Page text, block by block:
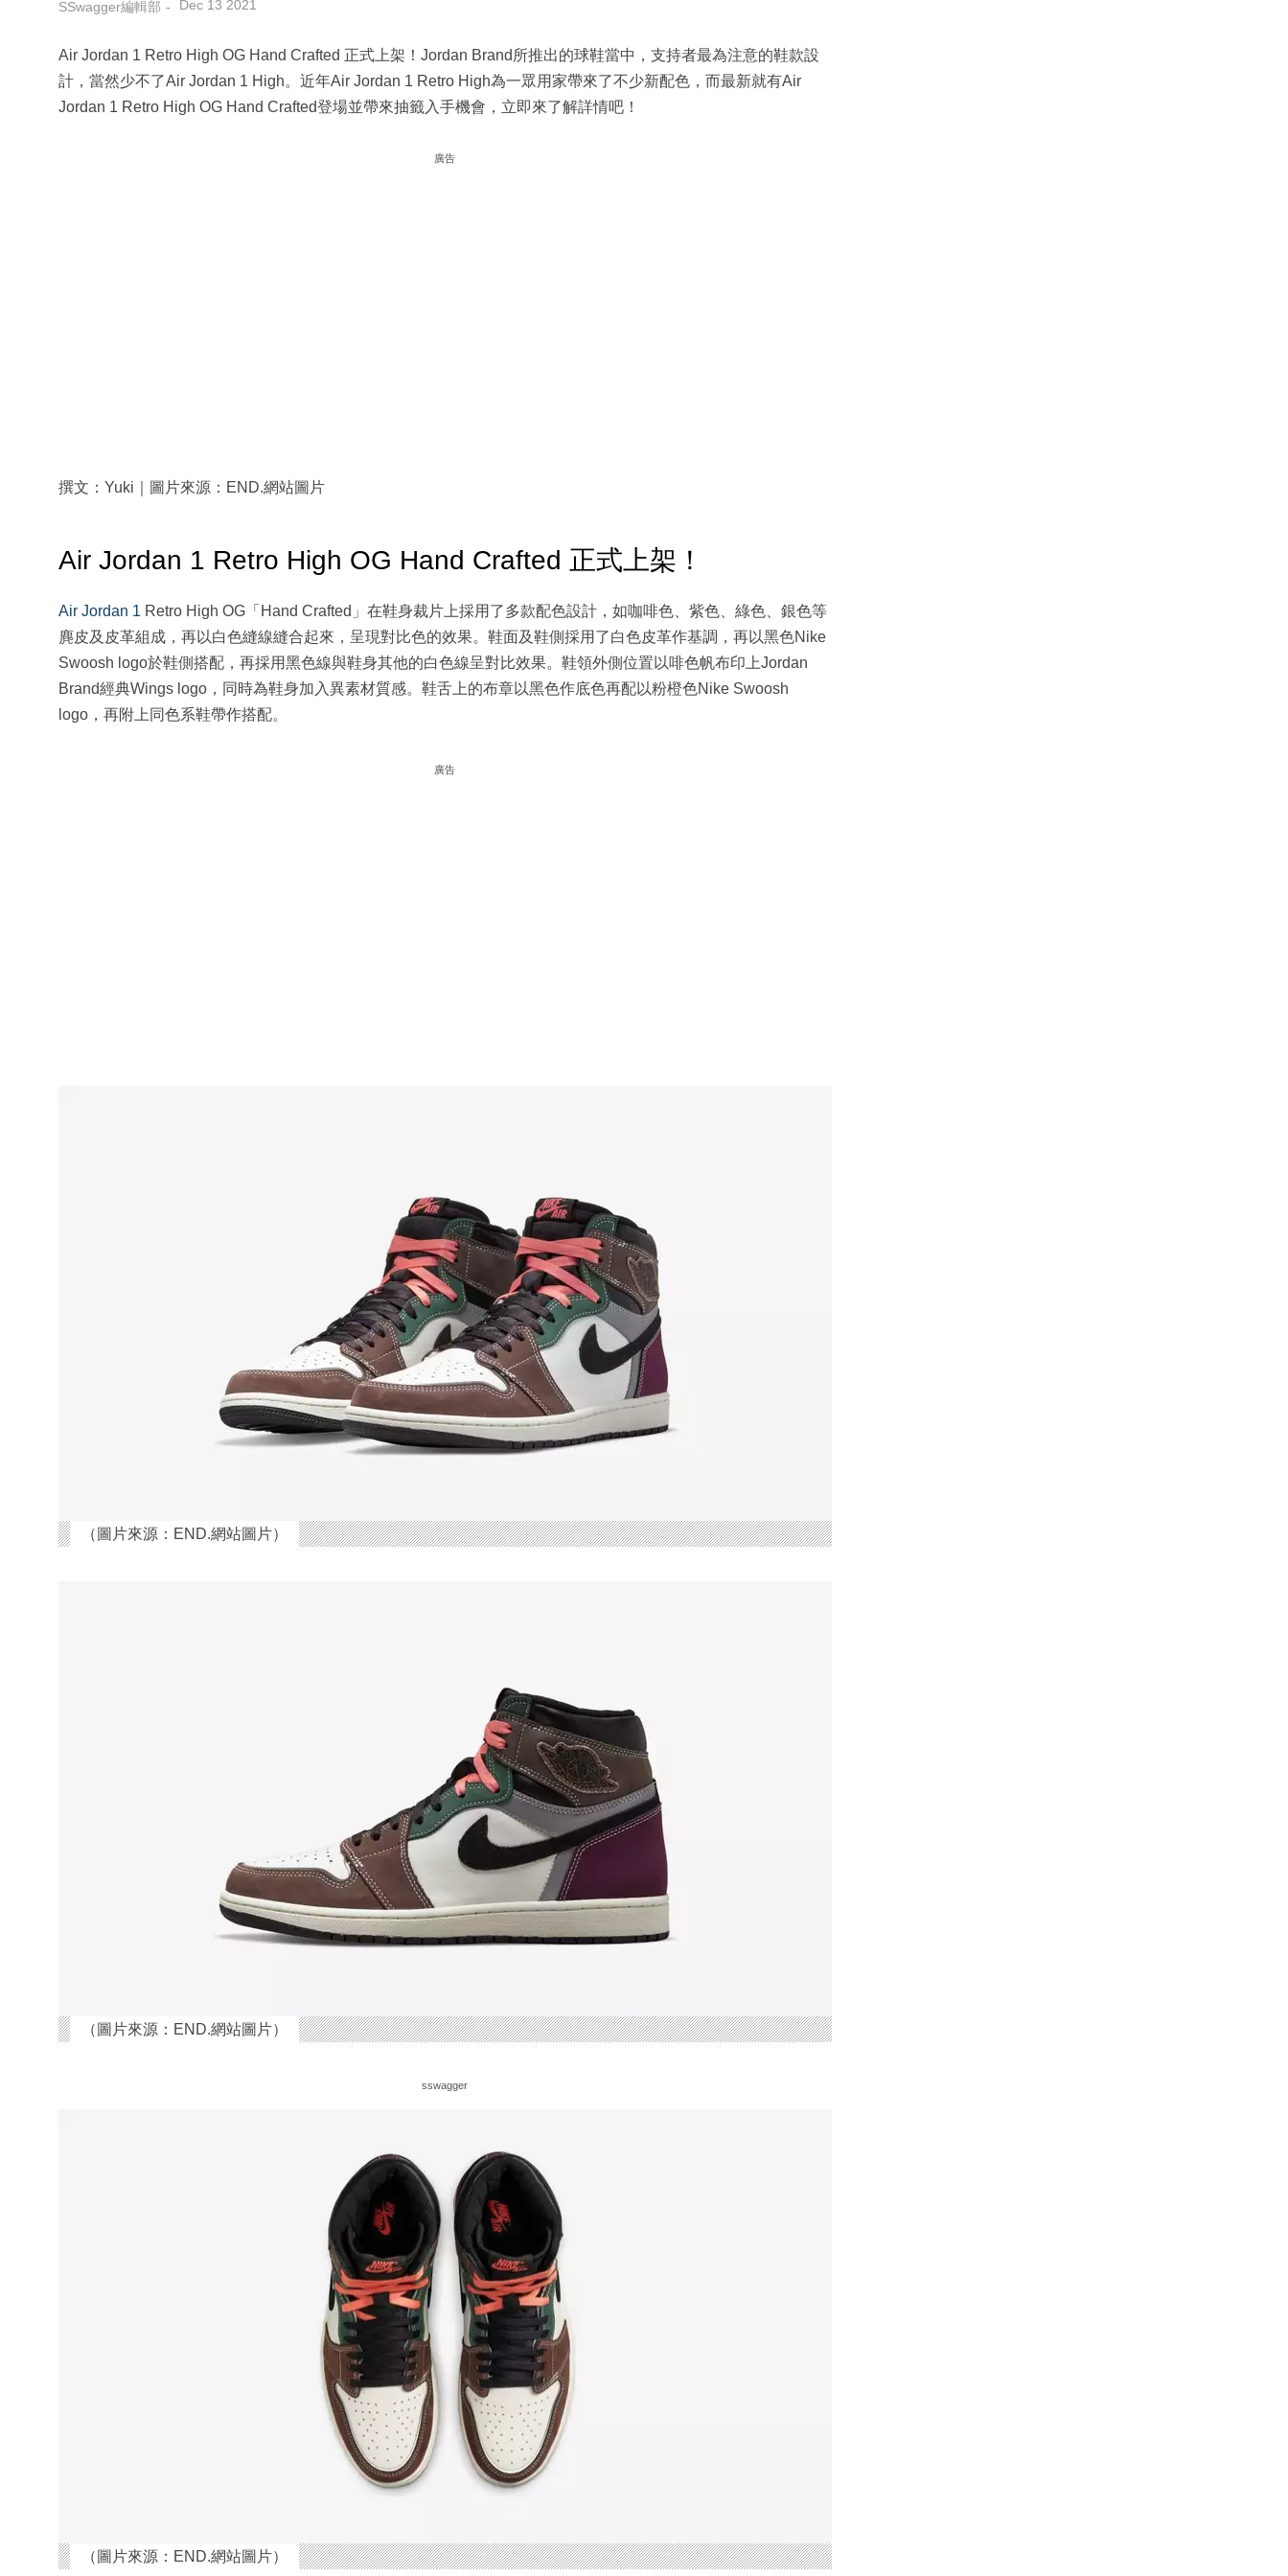
SSwagger編輯部 Dec 13 2021
Air Jordan 1 Retro High OG Hand Crafted 正式上架！Jordan Brand所推出的球鞋當中，支持者最為注意的鞋款設
計，當然少不了Air Jordan 1 High。近年Air Jordan 1 Retro High為一眾用家帶來了不少新配色，而最新就有Air
Jordan 1 Retro High OG Hand Crafted登場並帶來抽籤入手機會，立即來了解詳情吧！
廣告
撰文：Yuki｜圖片來源：END.網站圖片
Air Jordan 1 Retro High OG Hand Crafted 正式上架！
Air Jordan 1 Retro High OG「Hand Crafted」在鞋身裁片上採用了多款配色設計，如咖啡色、紫色、綠色、銀色等
麂皮及皮革組成，再以白色縫線縫合起來，呈現對比色的效果。鞋面及鞋側採用了白色皮革作基調，再以黑色Nike
Swoosh logo於鞋側搭配，再採用黑色線與鞋身其他的白色線呈對比效果。鞋領外側位置以啡色帆布印上Jordan
Brand經典Wings logo，同時為鞋身加入異素材質感。鞋舌上的布章以黑色作底色再配以粉橙色Nike Swoosh
logo，再附上同色系鞋帶作搭配。
廣告
（圖片來源：END.網站圖片）
（圖片來源：END.網站圖片）
sswagger
（圖片來源：END.網站圖片）